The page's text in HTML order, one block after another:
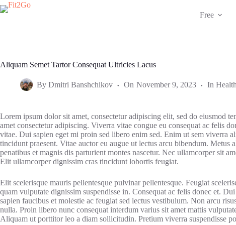
Skip
to
Free
Aliquam Semet Tartor Consequat Ultricies Lacus
By Dmitri Banshchikov On November 9, 2023 In Health
Lorem ipsum dolor sit amet, consectetur adipiscing elit, sed do eiusmod
amet consectetur adipiscing. Viverra vitae congue eu consequat ac felis
vitae. Dui sapien eget mi proin sed libero enim sed. Enim ut sem viverra
tincidunt praesent. Vitae auctor eu augue ut lectus arcu bibendum.
penatibus et magnis dis parturient montes nascetur. Nec ullamcorper sit
Elit ullamcorper dignissim cras tincidunt lobortis feugiat.
Elit scelerisque mauris pellentesque pulvinar pellentesque. Feugiat
quam vulputate dignissim suspendisse in. Consequat ac felis donec et.
sapien faucibus et molestie ac feugiat sed lectus vestibulum. Non arcu
nulla. Proin libero nunc consequat interdum varius sit amet mattis
Aliquam ut porttitor leo a diam sollicitudin. Pretium viverra suspendisse